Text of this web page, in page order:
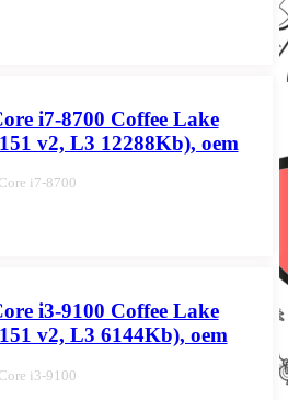
i7-8700 Coffee Lake
v2, L3 12288Kb), oem
i7-8700
i3-9100 Coffee Lake
v2, L3 6144Kb), oem
i3-9100